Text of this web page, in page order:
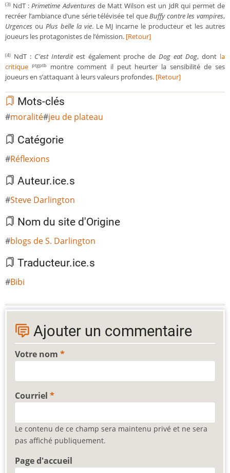
(3) NdT :Primetime Adventures de Matt Wilson est un JdR qui permet de
recréer l’ambiance d’une série télévisée tel queBuffy contre les vampires,
Urgences ou Plus belle la vie. Le MJ incarne le producteur et les autres
joueurs les protagonistes de l’émission. [Retour]
(4) NdT : C'est Interditest également proche deDog eat Dog, dont la
critique ptgptb
montre comment il peut heurter la sensibilité de ses
joueurs en s’attaquant à leurs valeurs profondes. [Retour]
Mots-clés
moralité jeu de plateau
Catégorie
Réflexions
Auteur.ice.s
Steve Darlington
Nom du site d'Origine
blogs de S. Darlington
Traducteur.ice.s
Bibi
Ajouter un commentaire
Votre nom
Courriel
Le contenu de ce champ sera maintenu privé et ne sera
pas affiché publiquement.
Page d'accueil